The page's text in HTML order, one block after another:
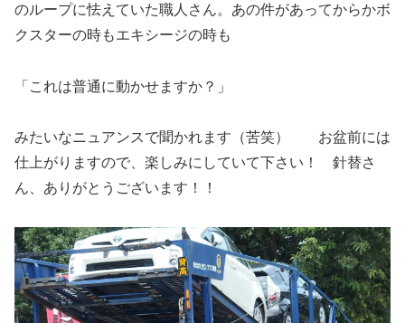
のループに怯えていた職人さん。あの件があってからかボ
クスターの時もエキシージの時も
「これは普通に動かせますか？」
みたいなニュアンスで聞かれます（苦笑） お盆前には
仕上がりますので、楽しみにしていて下さい！ 針替さ
ん、ありがとうございます！！